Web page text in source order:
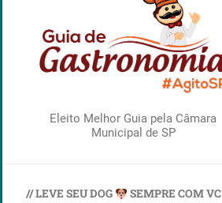
Eleito Melhor Guia pela Câmara
Municipal de SP
// LEVE SEU DOG SEMPRE COM VC